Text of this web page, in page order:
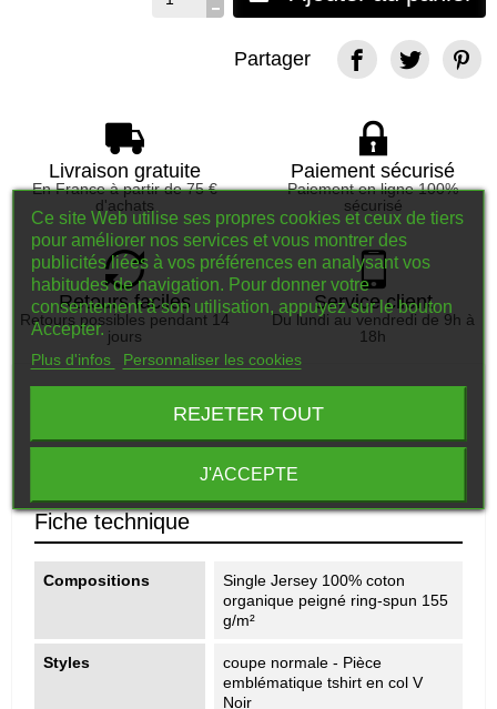
Partager
Livraison gratuite
En France à partir de 75 €
d'achats
Paiement sécurisé
Paiement en ligne 100%
sécurisé
Retours faciles
Retours possibles pendant 14
jours
Service client
Du lundi au vendredi de 9h à
18h
vêtement bio transformé à Cahors dans le Lot (46)
Fiche technique
Compositions
Single Jersey 100% coton
organique peigné ring-spun 155
g/m²
Styles
coupe normale - Pièce
emblématique tshirt en col V
Noir
Ce site Web utilise ses propres cookies et ceux de tiers
pour améliorer nos services et vous montrer des
publicités liées à vos préférences en analysant vos
habitudes de navigation. Pour donner votre
consentement à son utilisation, appuyez sur le bouton
Accepter.
Plus d'infos Personnaliser les cookies
REJETER TOUT
J'ACCEPTE